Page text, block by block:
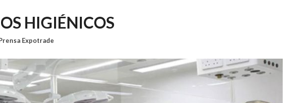
HIGIÉNICOS
Expotrade